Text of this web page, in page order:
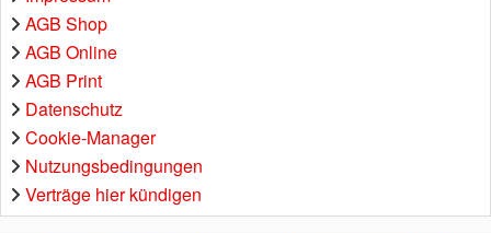
AGB Shop
AGB Online
AGB Print
Datenschutz
Cookie-Manager
Nutzungsbedingungen
Verträge hier kündigen